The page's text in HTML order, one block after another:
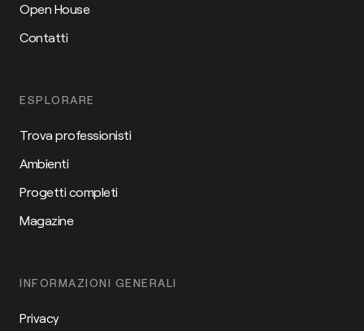
Open House
Contatti
ESPLORARE
Trova professionisti
Ambienti
Progetti completi
Magazine
INFORMAZIONI GENERALI
Privacy